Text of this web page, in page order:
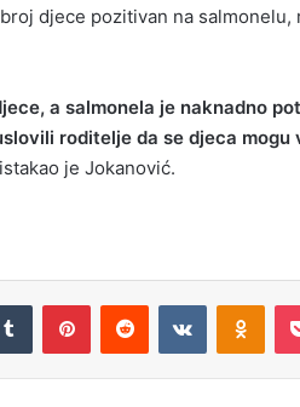
djece pozitivan na
a salmonela je naknadno
roditelje da se djeca
je Јokanović.